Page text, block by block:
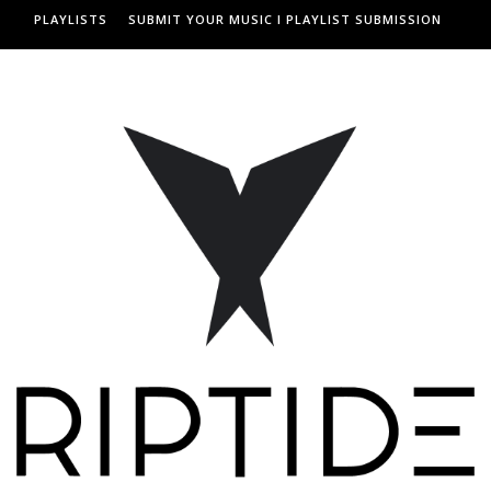
PLAYLISTS SUBMIT YOUR MUSIC I PLAYLIST SUBMISSION